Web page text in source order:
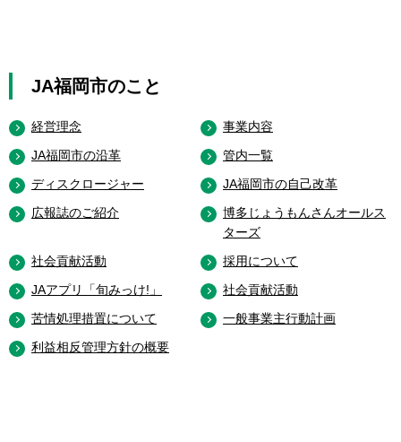
JA福岡市のこと
経営理念
事業内容
JA福岡市の沿革
管内一覧
ディスクロージャー
JA福岡市の自己改革
広報誌のご紹介
博多じょうもんさんオールス
ターズ
社会貢献活動
採用について
JAアプリ「旬みっけ!」
社会貢献活動
苦情処理措置について
一般事業主行動計画
利益相反管理方針の概要